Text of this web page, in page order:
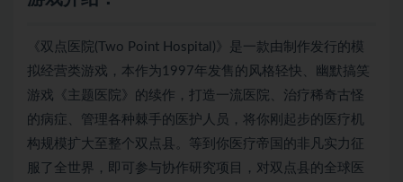
《双点医院(Two Point Hospital)》是一款由制作发行的模
拟经营类游戏，本作为1997年发售的风格轻快、幽默搞笑
游戏《主题医院》的续作，打造一流医院、治疗稀奇古怪
的病症、管理各种棘手的医护人员，将你刚起步的医疗机
构规模扩大至整个双点县。等到你医疗帝国的非凡实力征
服了全世界，即可参与协作研究项目，对双点县的全球医